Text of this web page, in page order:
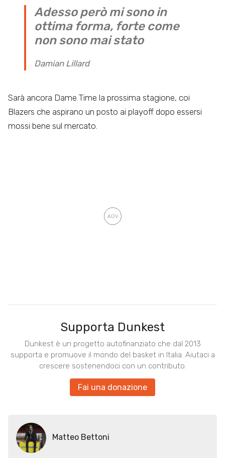
Adesso però mi sono in
ottima forma, forte come
non sono mai stato
Damian Lillard
Sarà ancora Dame Time la prossima stagione, coi
Blazers che aspirano un posto ai playoff dopo essersi
mossi bene sul mercato.
Supporta Dunkest
Dunkest è un progetto autofinanziato che dal 2013
supporta e promuove il mondo del basket in Italia. Aiutaci a
crescere sostenendoci con un contributo.
Fai una donazione
Matteo Bettoni